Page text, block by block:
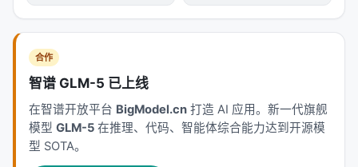
合作
智谱 GLM-5 已上线
在智谱开放平台 BigModel.cn 打造 AI 应用。新一代旗舰
模型 GLM-5 在推理、代码、智能体综合能力达到开源模
型 SOTA。